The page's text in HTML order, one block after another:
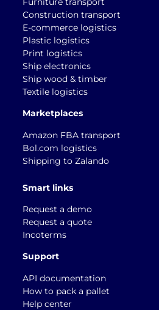
Construction transport
E-commerce logistics
Plastic logistics
Print logistics
Ship electronics
Ship wood & timber
Textile logistics
Marketplaces
Amazon FBA transport
Bol.com logistics
Shipping to Zalando
Smart links
Request a demo
Request a quote
Incoterms
Support
API documentation
How to pack a pallet
Help center